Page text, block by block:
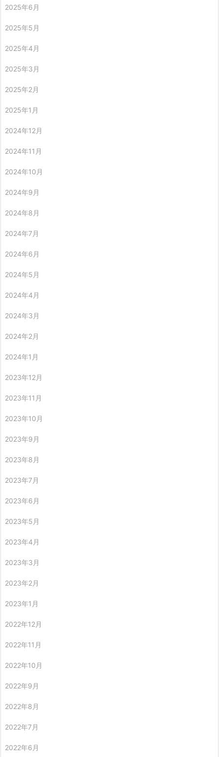
2025年6月
2025年5月
2025年4月
2025年3月
2025年2月
2025年1月
2024年12月
2024年11月
2024年10月
2024年9月
2024年8月
2024年7月
2024年6月
2024年5月
2024年4月
2024年3月
2024年2月
2024年1月
2023年12月
2023年11月
2023年10月
2023年9月
2023年8月
2023年7月
2023年6月
2023年5月
2023年4月
2023年3月
2023年2月
2023年1月
2022年12月
2022年11月
2022年10月
2022年9月
2022年8月
2022年7月
2022年6月